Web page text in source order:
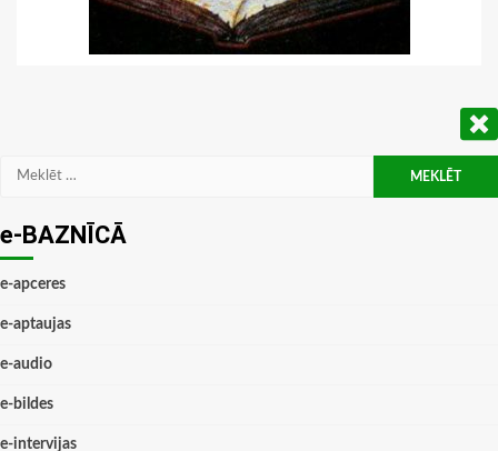
Meklēt:
e-BAZNĪCĀ
e-apceres
e-aptaujas
e-audio
e-bildes
e-intervijas